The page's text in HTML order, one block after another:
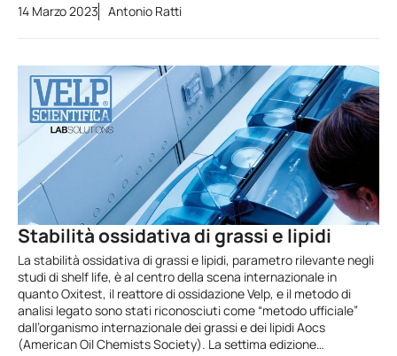
14 Marzo 2023
Antonio Ratti
Stabilità ossidativa di grassi e lipidi
La stabilità ossidativa di grassi e lipidi, parametro rilevante negli
studi di shelf life, è al centro della scena internazionale in
quanto Oxitest, il reattore di ossidazione Velp, e il metodo di
analisi legato sono stati riconosciuti come “metodo ufficiale”
dall’organismo internazionale dei grassi e dei lipidi Aocs
(American Oil Chemists Society). La settima edizione…